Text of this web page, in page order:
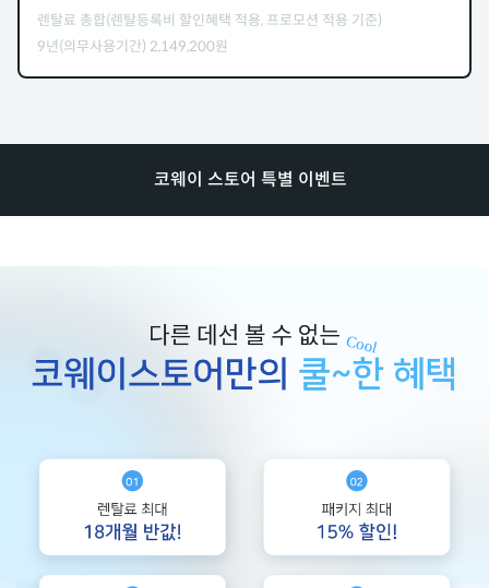
렌탈료 총합(렌탈등록비 할인혜택 적용, 프로모션 적용 기준)
9년(의무사용기간) 2,149,200원
코웨이 스토어 특별 이벤트